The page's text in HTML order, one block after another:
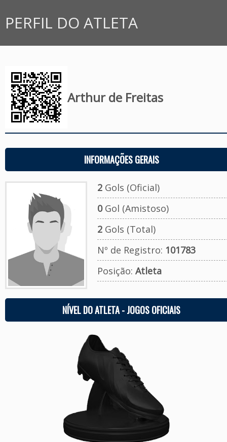
PERFIL DO ATLETA
Arthur de Freitas
INFORMAÇÕES GERAIS
2Gols (Oficial)
0Gol (Amistoso)
2Gols (Total)
Nº de Registro: 101783
Posição: Atleta
NÍVEL DO ATLETA - JOGOS OFICIAIS